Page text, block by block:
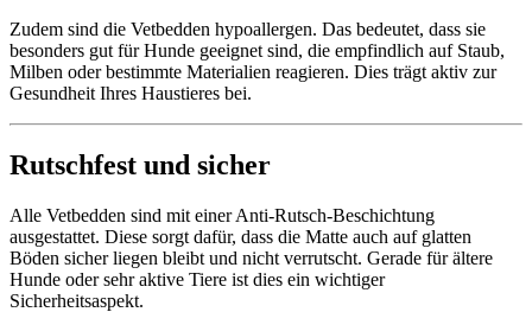
Zudem sind die Vetbedden hypoallergen. Das bedeutet, dass sie
besonders gut für Hunde geeignet sind, die empfindlich auf Staub,
Milben oder bestimmte Materialien reagieren. Dies trägt aktiv zur
Gesundheit Ihres Haustieres bei.
Rutschfest und sicher
Alle Vetbedden sind mit einer Anti-Rutsch-Beschichtung
ausgestattet. Diese sorgt dafür, dass die Matte auch auf glatten
Böden sicher liegen bleibt und nicht verrutscht. Gerade für ältere
Hunde oder sehr aktive Tiere ist dies ein wichtiger
Sicherheitsaspekt.